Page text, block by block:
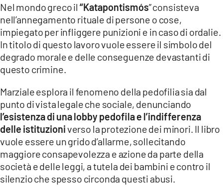
ANDROID
APPLE
Nel mondo greco il “Katapontismós” consisteva
nell’annegamento rituale di persone o cose,
impiegato per infliggere punizioni e in caso di ordalie.
In titolo di questo lavoro vuole essere il simbolo del
degrado morale e delle conseguenze devastanti di
questo crimine.
Marziale esplora il fenomeno della pedofilia sia dal
punto di vista legale che sociale, denunciando
l’esistenza di una lobby pedofila e l’indifferenza
delle istituzioniverso la protezione dei minori. Il libro
vuole essere un grido d’allarme, sollecitando
maggiore consapevolezza e azione da parte della
società e delle leggi, a tutela dei bambini e contro il
silenzio che spesso circonda questi abusi.